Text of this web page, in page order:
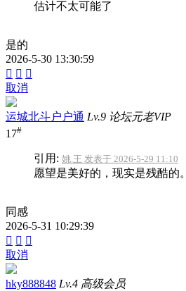
估计不太可能了
是的
2026-5-30 13:30:59
  
取消
运城北斗户户通 Lv.9 论坛元老VIP
17#
引用: 姚.王 发表于 2026-5-29 11:10
愿望是美好的，现实是残酷的。
同感
2026-5-31 10:29:39
  
取消
hky888848 Lv.4 高级会员